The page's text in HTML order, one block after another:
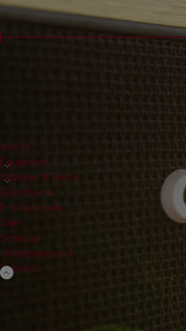
PREISFILTER
Archiv
Equipment
Gitarren & Bässe
Gutscheine
Professionals
Sale
Sonstige
Unkategorisiert
Zubehör